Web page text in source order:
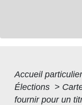
Accueil
Élections >
fournir pour un